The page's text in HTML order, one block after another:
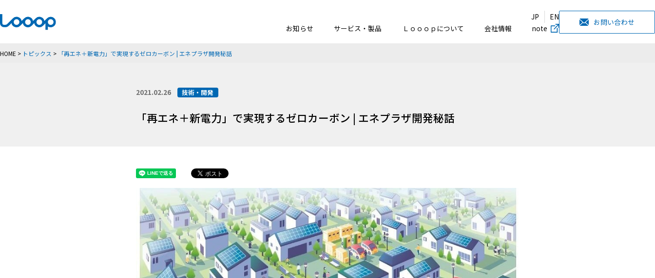
JP
EN
お知らせ
サービス・製品 Ｌｏｏｏｐについて 会社情報 note
お問い合わせ
HOME > トピックス > 「再エネ＋新電力」で実現するゼロカーボン | エネプラザ開発秘話
2021.02.26 技術・開発
「再エネ＋新電力」で実現するゼロカーボン | エネプラザ開発秘話